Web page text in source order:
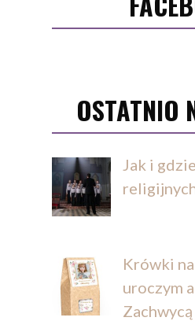
OSTATNIO
Jak i
Krówki
uroczym